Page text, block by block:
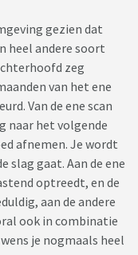
gezien dat
heel andere soort
zeg
van het ene
Van de ene scan
naar het volgende
afnemen. Je wordt
slag gaat. Aan de ene
optreedt, en de
aan de andere
ook in combinatie
je nogmaals heel